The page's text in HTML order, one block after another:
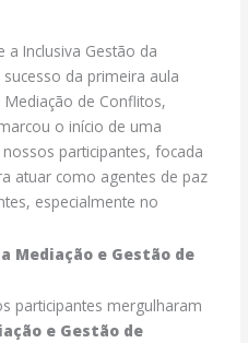
a Inclusiva Gestão da
da primeira aula
de Conflitos,
o início de uma
participantes, focada
atuar como agentes de paz
especialmente no
Mediação e Gestão de
participantes mergulharam
e Gestão de